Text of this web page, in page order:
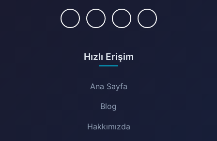
Hızlı Erişim
Ana Sayfa
Blog
Hakkımızda